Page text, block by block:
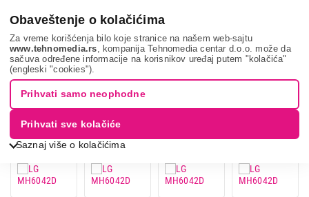
Obaveštenje o kolačićima
Za vreme korišćenja bilo koje stranice na našem web-sajtu
www.tehnomedia.rs , kompanija Tehnomedia centar d.o.o. može da
sačuva određene informacije na korisnikov uređaj putem "kolačića"
(engleski "cookies").
Saznaj više o kolačićima
Prihvati samo neophodne
Prihvati sve kolačiće
Bela tehnika Mikrotalasne rerne
Samostojeće mikrotalasne
rerne
Lg mh6042d...